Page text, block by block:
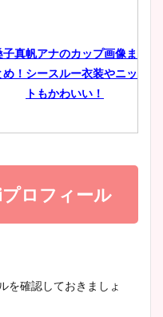
島実季アナのカップ画像ま
め！美脚や水着姿に年齢も
賀神メグアナのニット画像
子真帆アナのカップ画像ま
め！シースルー衣装やニッ
トもかわいい！
室瑛莉子のカップ画像まと
！足が美脚でニット衣装も
かわいい！
清水麻椰アナのかわいい画
ロフィール
を確認しておきましょ